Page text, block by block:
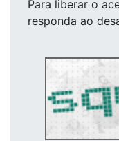
Para liberar o
responda ao